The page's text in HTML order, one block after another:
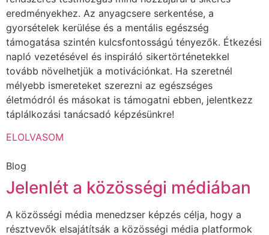
eredményekhez. Az anyagcsere serkentése, a
gyorsételek kerülése és a mentális egészség
támogatása szintén kulcsfontosságú tényezők. Étkezési
napló vezetésével és inspiráló sikertörténetekkel
tovább növelhetjük a motivációnkat. Ha szeretnél
mélyebb ismereteket szerezni az egészséges
életmódról és másokat is támogatni ebben, jelentkezz
táplálkozási tanácsadó képzésünkre!
ELOLVASOM
Blog
Jelenlét a közösségi médiában
A közösségi média menedzser képzés célja, hogy a
résztvevők elsajátítsák a közösségi média platformok